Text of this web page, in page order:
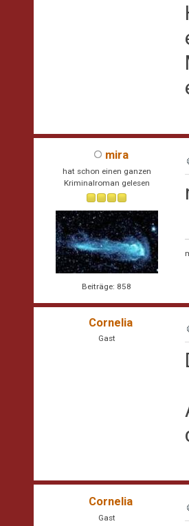
mira
hat schon einen ganzen
Kriminalroman gelesen
Beiträge: 858
Cornelia
Gast
Cornelia
Gast